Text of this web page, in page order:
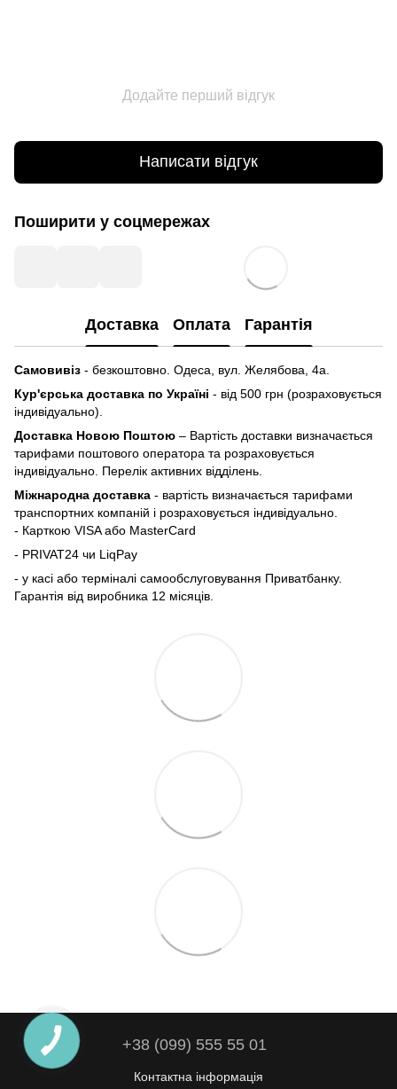
Додайте перший відгук
Написати відгук
Поширити у соцмережах
Доставка Оплата Гарантія
Самовивіз - безкоштовно. Одеса, вул. Желябова, 4а.
Кур'єрська доставка по Україні - від 500 грн (розраховується
індивідуально).
Доставка Новою Поштою – Вартість доставки визначається
тарифами поштового оператора та розраховується
індивідуально. Перелік активних відділень.
Міжнародна доставка - вартість визначається тарифами
транспортних компаній і розраховується індивідуально.
- Карткою VISA або MasterCard
- PRIVAT24 чи LiqPay
- у касі або терміналі самообслуговування Приватбанку.
Гарантія від виробника 12 місяців.
+38 (099) 555 55 01
Контактна інформація